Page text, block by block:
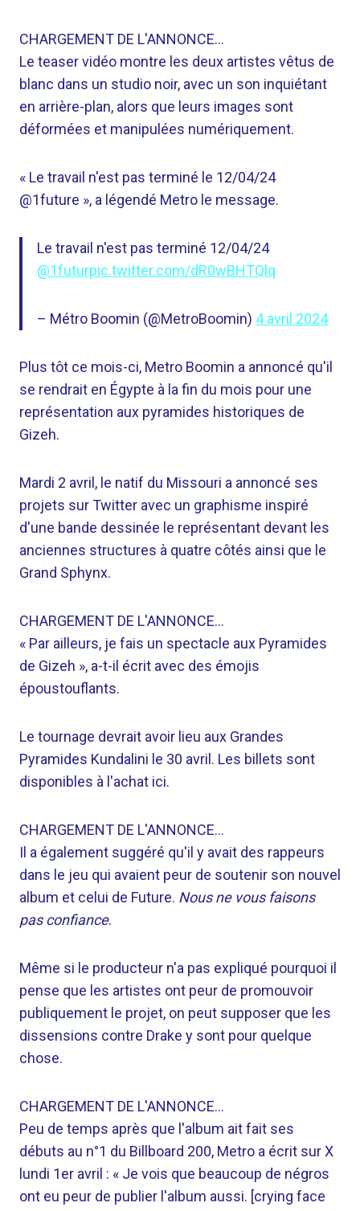
CHARGEMENT DE L'ANNONCE…
Le teaser vidéo montre les deux artistes vêtus de
blanc dans un studio noir, avec un son inquiétant
en arrière-plan, alors que leurs images sont
déformées et manipulées numériquement.
« Le travail n'est pas terminé le 12/04/24
@1future », a légendé Metro le message.
Le travail n'est pas terminé 12/04/24
@1futurpic.twitter.com/dR0wBHTQlq
– Métro Boomin (@MetroBoomin) 4 avril 2024
Plus tôt ce mois-ci, Metro Boomin a annoncé qu'il
se rendrait en Égypte à la fin du mois pour une
représentation aux pyramides historiques de
Gizeh.
Mardi 2 avril, le natif du Missouri a annoncé ses
projets sur Twitter avec un graphisme inspiré
d'une bande dessinée le représentant devant les
anciennes structures à quatre côtés ainsi que le
Grand Sphynx.
CHARGEMENT DE L'ANNONCE…
« Par ailleurs, je fais un spectacle aux Pyramides
de Gizeh », a-t-il écrit avec des émojis
époustouflants.
Le tournage devrait avoir lieu aux Grandes
Pyramides Kundalini le 30 avril. Les billets sont
disponibles à l'achat ici.
CHARGEMENT DE L'ANNONCE…
Il a également suggéré qu'il y avait des rappeurs
dans le jeu qui avaient peur de soutenir son nouvel
album et celui de Future. Nous ne vous faisons
pas confiance.
Même si le producteur n'a pas expliqué pourquoi il
pense que les artistes ont peur de promouvoir
publiquement le projet, on peut supposer que les
dissensions contre Drake y sont pour quelque
chose.
CHARGEMENT DE L'ANNONCE…
Peu de temps après que l'album ait fait ses
débuts au n°1 du Billboard 200, Metro a écrit sur X
lundi 1er avril : « Je vois que beaucoup de négros
ont eu peur de publier l'album aussi. [crying face